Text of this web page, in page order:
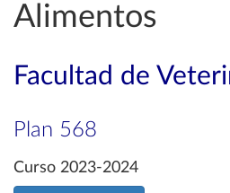
Alimentos
Facultad de
Plan 568
Curso 2023-2024